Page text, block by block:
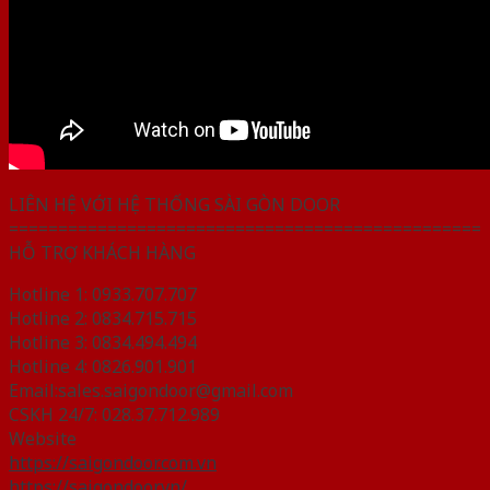
LIÊN HỆ VỚI HỆ THỐNG SÀI GÒN DOOR
================================================
HỖ TRỢ KHÁCH HÀNG
Hotline 1: 0933.707.707
Hotline 2: 0834.715.715
Hotline 3: 0834.494.494
Hotline 4: 0826.901.901
Email:sales.saigondoor@gmail.com
CSKH 24/7: 028.37.712.989
Website
https://saigondoor.com.vn